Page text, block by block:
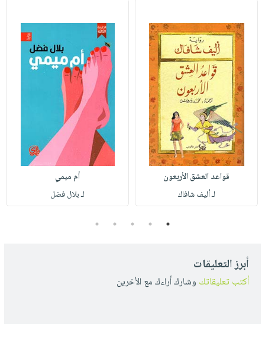
قواعد العشق الأربعون
لـ أليف شافاك
أم ميمي
لـ بلال فضل
1
2
3
4
5
أبرز التعليقات
أكتب تعليقاتك وشارك أراءك مع الأخرين